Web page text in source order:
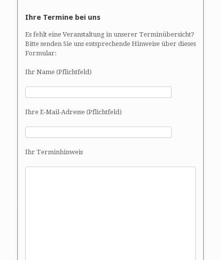
Ihre Termine bei uns
Es fehlt eine Veranstaltung in unserer Terminübersicht?
Bitte senden Sie uns entsprechende Hinweise über dieses
Formular:
Ihr Name (Pflichtfeld)
Ihre E-Mail-Adresse (Pflichtfeld)
Ihr Terminhinweis